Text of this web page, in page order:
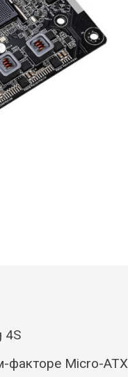
4S
факторе Micro-ATX